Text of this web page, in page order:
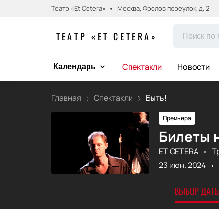
Театр «Et Cetera» Москва, Фролов переулок, д. 2
ТЕАТР «ET CETERA»
Календарь Спектакли Новости
Главная Спектакли Быть!
Премьера
Билеты
ET CETERA
23 июн. 2024
ВЫБОР